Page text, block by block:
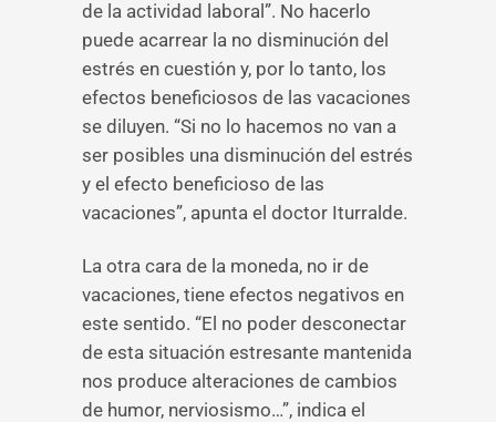
de la actividad laboral”. No hacerlo
puede acarrear la no disminución del
estrés en cuestión y, por lo tanto, los
efectos beneficiosos de las vacaciones
se diluyen. “Si no lo hacemos no van a
ser posibles una disminución del estrés
y el efecto beneficioso de las
vacaciones”, apunta el doctor Iturralde.
La otra cara de la moneda, no ir de
vacaciones, tiene efectos negativos en
este sentido. “El no poder desconectar
de esta situación estresante mantenida
nos produce alteraciones de cambios
de humor, nerviosismo…”, indica el